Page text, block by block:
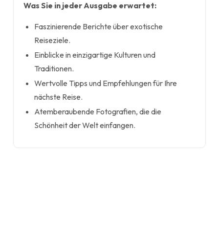
Was Sie in jeder Ausgabe erwartet:
Faszinierende Berichte über exotische
Reiseziele.
Einblicke in einzigartige Kulturen und
Traditionen.
Wertvolle Tipps und Empfehlungen für Ihre
nächste Reise.
Atemberaubende Fotografien, die die
Schönheit der Welt einfangen.